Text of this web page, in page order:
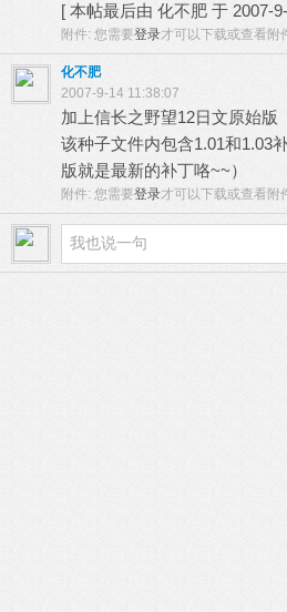
[ 本帖最后由 化不肥 于 2007-
附件: 您需要登录才可以下载或查看附
化不肥
2007-9-14 11:38:07
加上信长之野望12日文原始版
该种子文件内包含1.01和1.03
版就是最新的补丁咯~~）
附件: 您需要登录才可以下载或查看附